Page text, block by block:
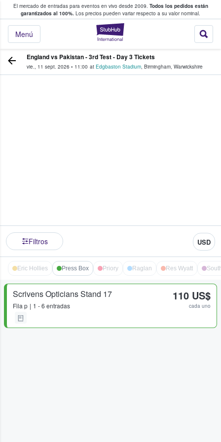
El mercado de entradas para eventos en vivo desde 2009. Todos los pedidos están
garantizados al 100%. Los precios pueden variar respecto a su valor nominal.
StubHub:
Menú
y venta de entradas entre fans
England vs Pakistan - 3rd Test - Day 3 Tickets
vie., 11 sept. 2026 • 11:00 at Edgbaston Stadium, Birmingham, Warwickshire
Filtros USD
Eric Hollies Press Box Priory Raglan Res Wyatt
Scrivens Opticians Stand 17
Fila p 1 - 6 entradas
110 US$
cada uno